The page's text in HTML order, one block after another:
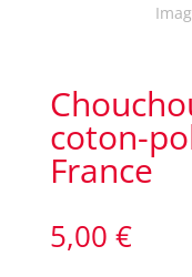
coton-
France
5,00 €